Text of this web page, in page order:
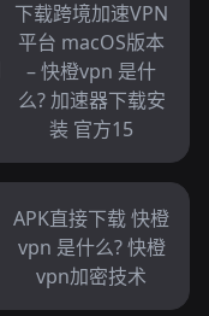
下载跨境加速VPN
平台 macOS版本
– 快橙vpn 是什
么? 加速器下载安
装 官方15
APK直接下载 快橙
vpn 是什么? 快橙
vpn加密技术